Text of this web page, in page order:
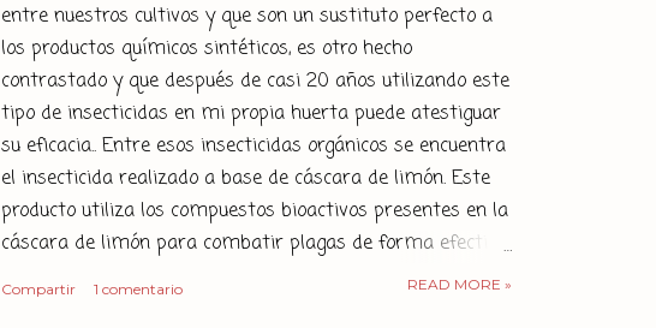
entre nuestros cultivos y que son un sustituto perfecto a
los productos químicos sintéticos, es otro hecho
contrastado y que después de casi 20 años utilizando este
tipo de insecticidas en mi propia huerta puede atestiguar
su eficacia.. Entre esos insecticidas orgánicos se encuentra
el insecticida realizado a base de cáscara de limón. Este
producto utiliza los compuestos bioactivos presentes en la
cáscara de limón para combatir plagas de forma efectiva,
económica y ecológica. ¿Por qué el limón actúa como
Compartir 1 comentario READ MORE »